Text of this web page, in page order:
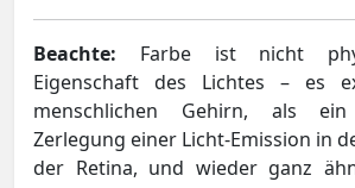
Beachte: Farbe ist nicht
Eigenschaft des Lichtes – es
menschlichen Gehirn, als
Zerlegung einer Licht-Emission in
der Retina, und wieder ganz